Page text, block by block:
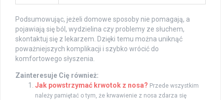
Podsumowując, jeżeli domowe sposoby nie pomagają, a
pojawiają się ból, wydzielina czy problemy ze słuchem,
skontaktuj się z lekarzem. Dzięki temu można uniknąć
poważniejszych komplikacji i szybko wrócić do
komfortowego słyszenia.
Zainteresuje Cię również:
Jak powstrzymać krwotok z nosa? Przede wszystkim
należy pamiętać o tym, że krwawienie z nosa zdarza się